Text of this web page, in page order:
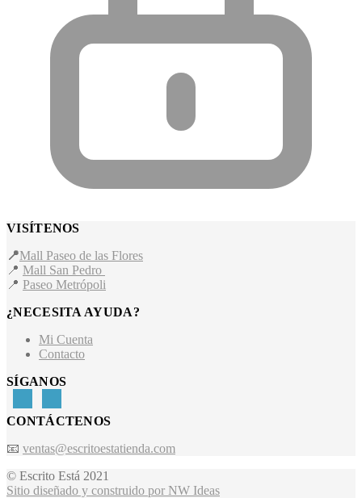
VISÍTENOS
📍Mall Paseo de las Flores
📍 Mall San Pedro
📍 Paseo Metrópoli
¿NECESITA AYUDA?
Mi Cuenta
Contacto
SÍGANOS
CONTÁCTENOS
📧 ventas@escritoestatienda.com
© Escrito Está 2021
Sitio diseñado y construido por NW Ideas